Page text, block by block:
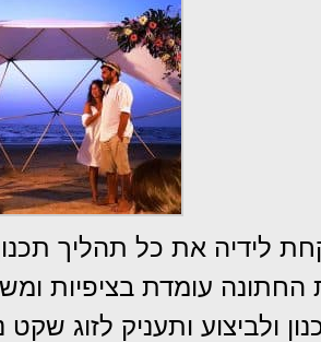
את כל תהליך
החתונה עומדת בציפיות
ולביצוע ותעניק לזוג